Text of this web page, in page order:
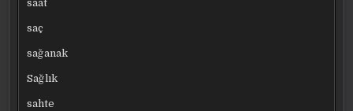
saat
saç
sağanak
Sağlık
sahte